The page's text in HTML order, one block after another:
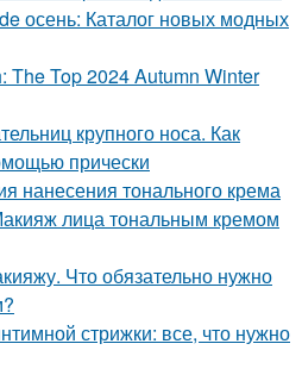
осень: Каталог новых модных
The Top 2024 Autumn Winter
крупного носа. Как
прически
нанесения тонального крема
лица тональным кремом
Что обязательно нужно
стрижки: все, что нужно